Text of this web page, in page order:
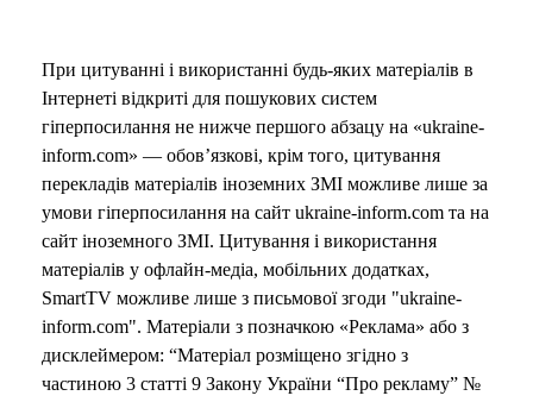
При цитуванні і використанні будь-яких матеріалів в
Інтернеті відкриті для пошукових систем
гіперпосилання не нижче першого абзацу на «ukraine-
inform.com» — обов’язкові, крім того, цитування
перекладів матеріалів іноземних ЗМІ можливе лише за
умови гіперпосилання на сайт ukraine-inform.com та на
сайт іноземного ЗМІ. Цитування і використання
матеріалів у офлайн-медіа, мобільних додатках,
SmartTV можливе лише з письмової згоди "ukraine-
inform.com". Матеріали з позначкою «Реклама» або з
дисклеймером: “Матеріал розміщено згідно з
частиною 3 статті 9 Закону України “Про рекламу” №